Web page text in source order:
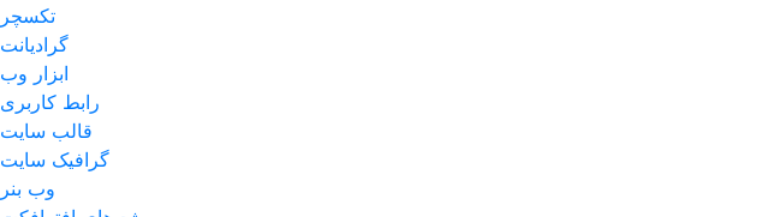
تکسچر
گرادیانت
ابزار وب
رابط کاربری
قالب سایت
گرافیک سایت
وب بنر